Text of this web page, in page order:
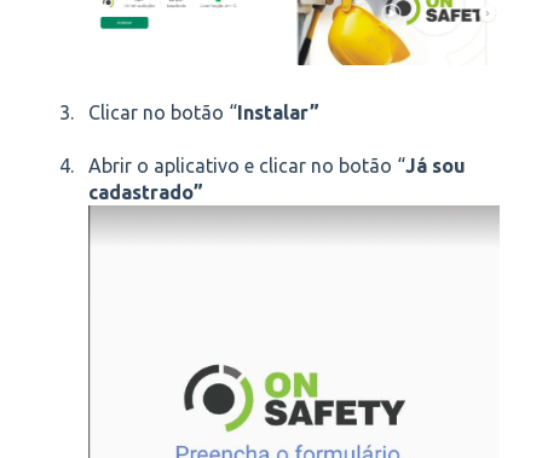
Clicar no botão “Instalar”
Abrir o aplicativo e clicar no botão “Já sou
cadastrado”